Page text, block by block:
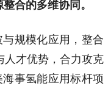
合的多维协同。
规模化应用，整合
人才优势，合力攻克
事氢能应用标杆项